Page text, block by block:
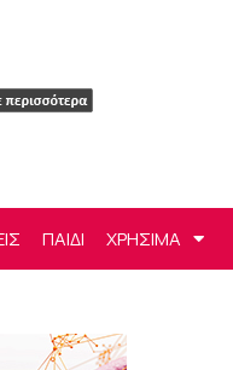
ΠΑΙΔΙ ΧΡΗΣΙΜΑ